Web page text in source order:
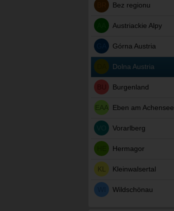
Bez regionu
Austriackie Alpy
Górna Austria
Dolna Austria
Burgenland
EAA Eben am Achensee
Vorarlberg
Hermagor
KL Kleinwalsertal
Wildschönau